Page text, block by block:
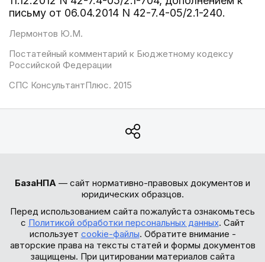
письму от 06.04.2014 N 42-7.4-05/2.1-240.
Лермонтов Ю.М.
Постатейный комментарий к Бюджетному кодексу
Российской Федерации
СПС КонсультантПлюс. 2015
БазаНПА — сайт нормативно-правовых документов и
юридических образцов.
Перед использованием сайта пожалуйста ознакомьтесь
с Политикой обработки персональных данных. Сайт
использует cookie-файлы. Обратите внимание -
авторские права на тексты статей и формы документов
защищены. При цитировании материалов сайта